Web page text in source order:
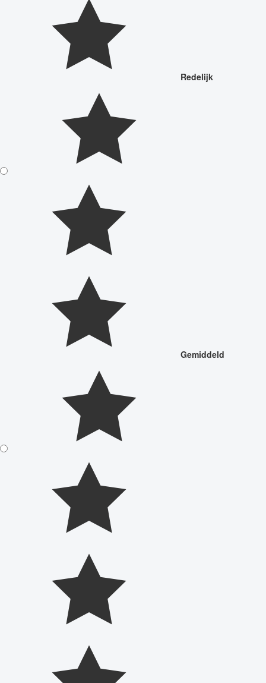
Redelijk
Gemiddeld